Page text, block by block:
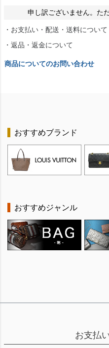
申し訳ございません。た
・お支払い・配送・送料について
・返品・返金について
商品についてのお問い合わせ
おすすめブランド
おすすめジャンル
お支払